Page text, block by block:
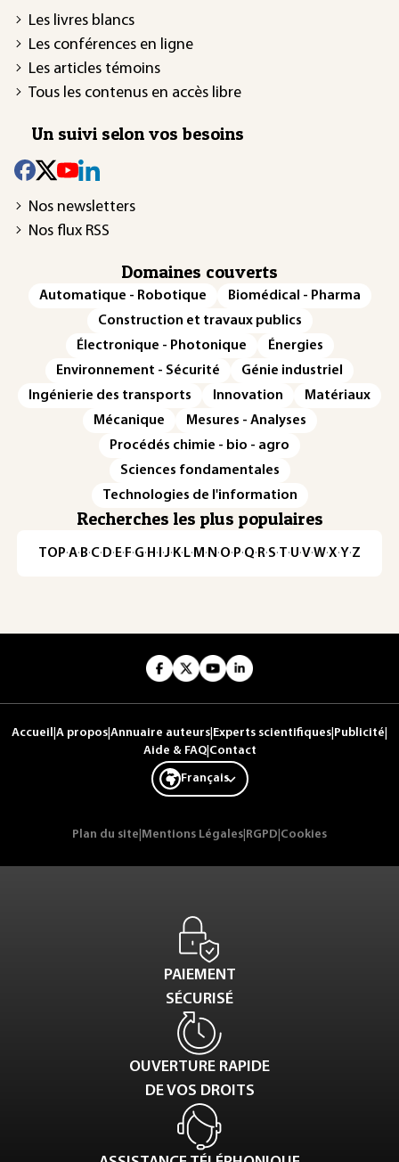
Les livres blancs
Les conférences en ligne
Les articles témoins
Tous les contenus en accès libre
Un suivi selon vos besoins
Nos newsletters
Nos flux RSS
Domaines couverts
Automatique - Robotique
Biomédical - Pharma
Construction et travaux publics
Électronique - Photonique
Énergies
Environnement - Sécurité
Génie industriel
Ingénierie des transports
Innovation
Matériaux
Mécanique
Mesures - Analyses
Procédés chimie - bio - agro
Sciences fondamentales
Technologies de l'information
Recherches les plus populaires
TOP·A·B·C· D· E· F·G· H · ·J· K· L· M · N ·O· P·Q· R·S·T·U·V·W·X·Y·Z
Accueil A propos Annuaire auteurs Experts scientifiques Publicité
Aide & FAQ| Contact
Français
Plan du site Mentions Légales RGPD Cookies
PAIEMENT
SÉCURISÉ
OUVERTURE RAPIDE
DE VOS DROITS